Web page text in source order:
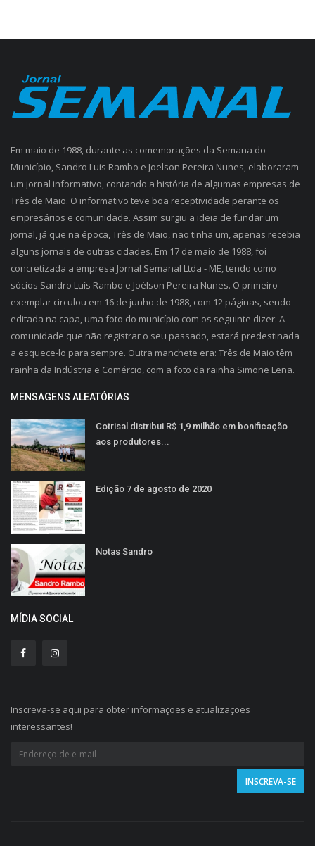
Em maio de 1988, durante as comemorações da Semana do
Município, Sandro Luis Rambo e Joelson Pereira Nunes, elaboraram
um jornal informativo, contando a história de algumas empresas de
Três de Maio. O informativo teve boa receptividade perante os
empresários e comunidade. Assim surgiu a ideia de fundar um
jornal, já que na época, Três de Maio, não tinha um, apenas recebia
alguns jornais de outras cidades. Em 17 de maio de 1988, foi
concretizada a empresa Jornal Semanal Ltda - ME, tendo como
sócios Sandro Luís Rambo e Joélson Pereira Nunes. O primeiro
exemplar circulou em 16 de junho de 1988, com 12 páginas, sendo
editada na capa, uma foto do município com os seguinte dizer: A
comunidade que não registrar o seu passado, estará predestinada
a esquece-lo para sempre. Outra manchete era: Três de Maio têm
rainha da Indústria e Comércio, com a foto da rainha Simone Lena.
MENSAGENS ALEATÓRIAS
Cotrisal distribui R$ 1,9 milhão em bonificação
aos produtores...
Edição 7 de agosto de 2020
Notas Sandro
MÍDIA SOCIAL
Inscreva-se aqui para obter informações e atualizações
interessantes!